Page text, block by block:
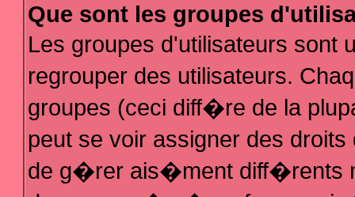
Que sont les groupes
Les groupes d'utilisateurs sont
regrouper des utilisateurs.
groupes (ceci diff�re de la
peut se voir assigner des
de g�rer ais�ment diff�rents